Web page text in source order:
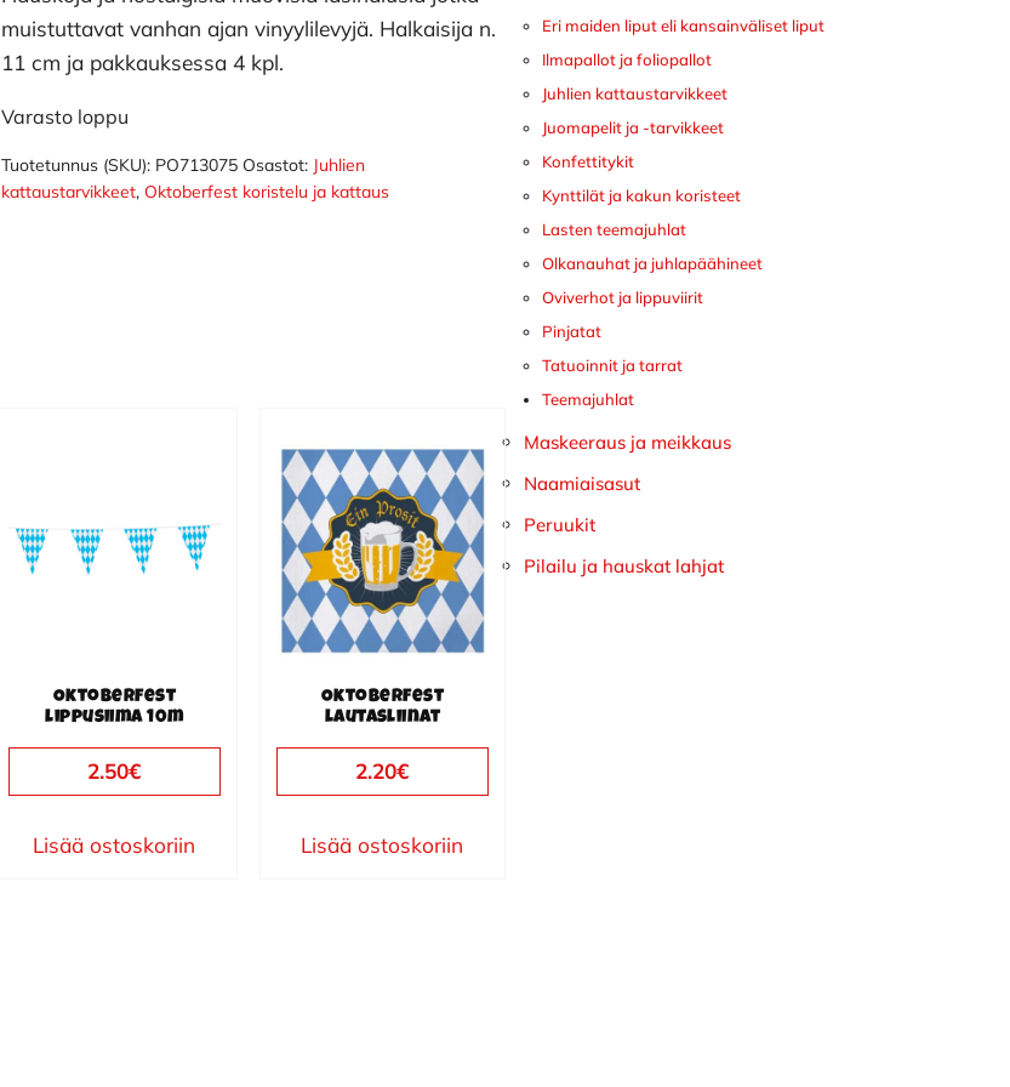
muistuttavat vanhan ajan vinyylilevyjä. Halkaisija n.
11 cm ja pakkauksessa 4 kpl.
Varasto loppu
Tuotetunnus (SKU): PO713075 Osastot: Juhlien
kattaustarvikkeet, Oktoberfest koristelu ja kattaus
Oktoberfest
lippusiima 10m
2.50€
Lisää ostoskoriin
Oktoberfest
lautasliinat
2.20€
Lisää ostoskoriin
Eri maiden liput eli kansainväliset liput
Ilmapallot ja foliopallot
Juhlien kattaustarvikkeet
Juomapelit ja -tarvikkeet
Konfettitykit
Kynttilät ja kakun koristeet
Lasten teemajuhlat
Olkanauhat ja juhlapäähineet
Oviverhot ja lippuviirit
Pinjatat
Tatuoinnit ja tarrat
Teemajuhlat
Maskeeraus ja meikkaus
Naamiaisasut
Peruukit
Pilailu ja hauskat lahjat